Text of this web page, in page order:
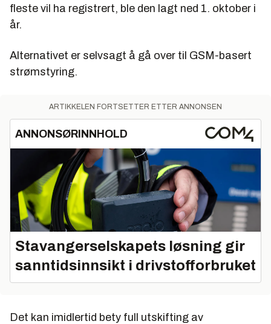
fleste vil ha registrert, ble den lagt ned 1. oktober i
år.
Alternativet er selvsagt å gå over til GSM-basert
strømstyring.
ARTIKKELEN FORTSETTER ETTER ANNONSEN
ANNONSØRINNHOLD
Stavangerselskapets løsning gir
sanntidsinnsikt i drivstofforbruket
Det kan imidlertid bety full utskifting av